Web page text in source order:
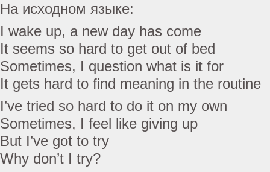
На исходном языке:
I wake up, a new day has come
It seems so hard to get out of bed
Sometimes, I question what is it for
It gets hard to find meaning in the routine
I’ve tried so hard to do it on my own
Sometimes, I feel like giving up
But I’ve got to try
Why don’t I try?